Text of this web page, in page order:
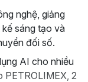
tiết và có cấu
nghệ, giảng
sáng tạo và
đối số.
AI cho nhiều
PETROLIMEX, 2